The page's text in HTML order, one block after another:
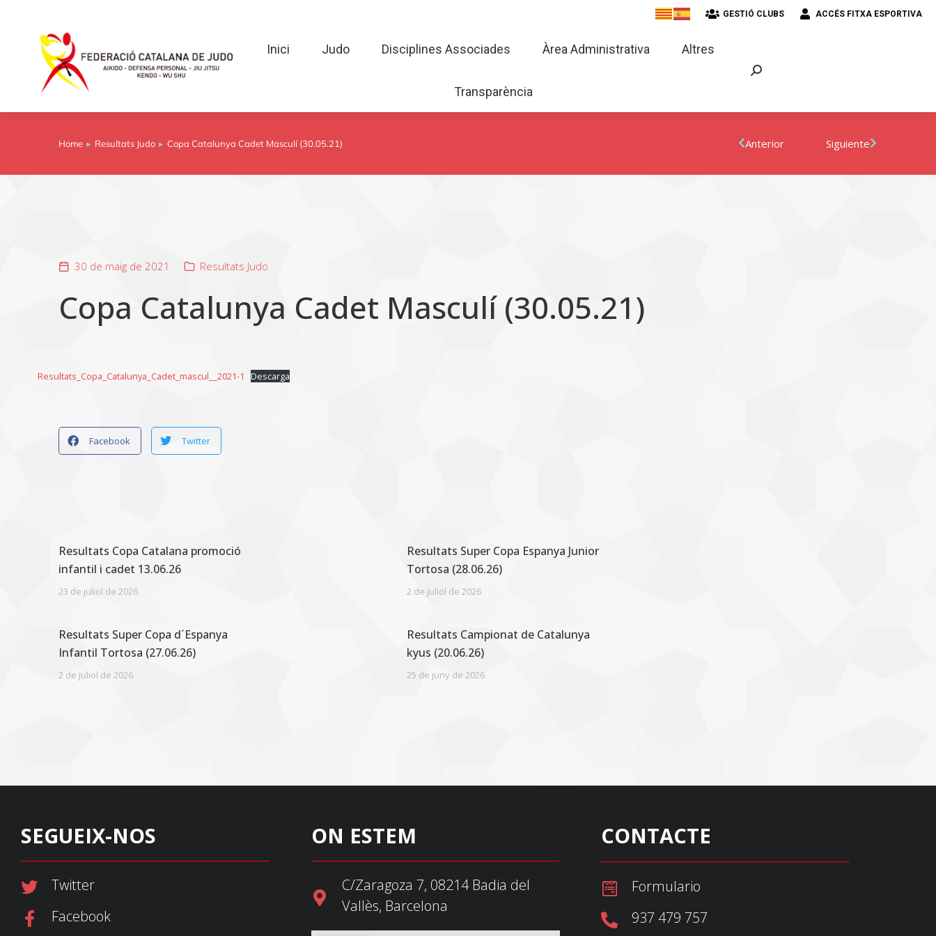
GESTIÓ CLUBS ACCÉS FITXA ESPORTIVA
Inici Judo Disciplines Associades Àrea Administrativa Altres
Transparència
You are here:
Home Resultats Judo Copa Catalunya Cadet Masculí (30.05.21) Anterior Siguiente
30 de maig de 2021 Resultats Judo
Copa Catalunya Cadet Masculí (30.05.21)
Resultats_Copa_Catalunya_Cadet_mascul__2021-1 Descarga
Facebook Twitter
Resultats Copa Catalana promoció
infantil i cadet 13.06.26
23 de juliol de 2026
Resultats Super Copa Espanya Junior
Tortosa (28.06.26)
2 de juliol de 2026
Resultats Super Copa d´Espanya
Infantil Tortosa (27.06.26)
2 de juliol de 2026
Resultats Campionat de Catalunya
kyus (20.06.26)
25 de juny de 2026
SEGUEIX-NOS
Twitter
Facebook
ON ESTEM
C/Zaragoza 7, 08214 Badia del
Vallès, Barcelona
CONTACTE
Formulario
937 479 757
Àrea Administrativa Altres